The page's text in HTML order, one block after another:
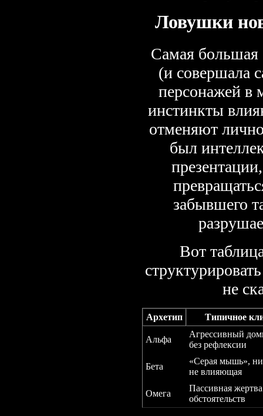
Ловушки
Самая большая
(и совершала
персонажей в
инстинкты
отменяют
был
забывшего
Вот
не
Архетип Типичное
Альфа
Агрессивный
без рефлексии
Бета
«Серая мышь»,
не влияющая
Омега
Пассивная жертва
обстоятельств